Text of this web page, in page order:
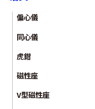
偏心儀
同心儀
虎鉗
磁性座
V型磁性座